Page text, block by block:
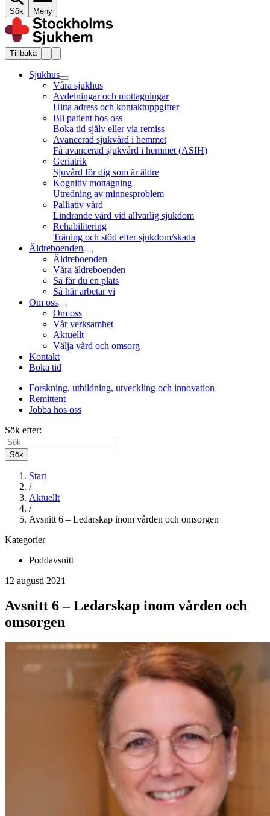
Sök Meny
Tillbaka
Sjukhus
Våra sjukhus
Avdelningar och mottagningar
Hitta adress och kontaktuppgifter
Bli patient hos oss
Boka tid själv eller via remiss
Avancerad sjukvård i hemmet
Få avancerad sjukvård i hemmet (ASIH)
Geriatrik
Sjuvård för dig som är äldre
Kognitiv mottagning
Utredning av minnesproblem
Palliativ vård
Lindrande vård vid allvarlig sjukdom
Rehabilitering
Träning och stöd efter sjukdom/skada
Äldreboenden
Äldreboenden
Våra äldreboenden
Så får du en plats
Så här arbetar vi
Om oss
Om oss
Vår verksamhet
Aktuellt
Välja vård och omsorg
Kontakt
Boka tid
Forskning, utbildning, utveckling och innovation
Remittent
Jobba hos oss
Sök efter:
Sök
Start
/
Aktuellt
/
Avsnitt 6 – Ledarskap inom vården och omsorgen
Kategorier
Poddavsnitt
12 augusti 2021
Avsnitt 6 – Ledarskap inom vården och
omsorgen